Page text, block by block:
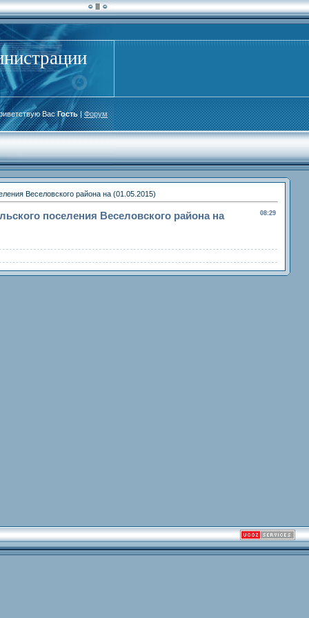
Вас Гость|Форум
Веселовского района на (01.05.2015)
08:29
поселения Веселовского района на